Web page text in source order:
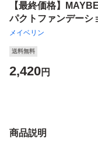
【最終価格】
パクトファンデー
メイベリン
送料無料
2,420円
商品説明